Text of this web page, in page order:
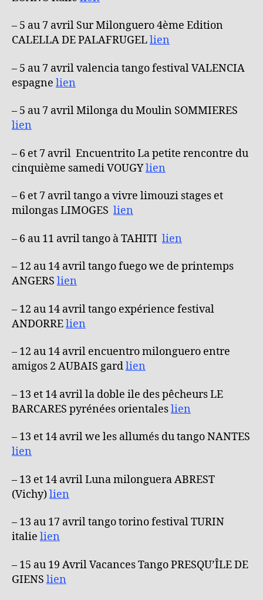
– 5 au 7 avril Sur Milonguero 4ème Edition
CALELLA DE PALAFRUGELlien
– 5 au 7 avril valencia tango festival VALENCIA
espagne lien
– 5 au 7 avril Milonga du Moulin SOMMIERES
lien
– 6 et 7 avril Encuentrito La petite rencontre du
cinquième samedi VOUGYlien
– 6 et 7 avril tango a vivre limouzi stages et
milongas LIMOGES lien
– 6 au 11 avril tango à TAHITI lien
– 12 au 14 avril tango fuego we de printemps
ANGERS lien
– 12 au 14 avril tango expérience festival
ANDORRElien
– 12 au 14 avril encuentro milonguero entre
amigos 2 AUBAIS gardlien
– 13 et 14 avril la doble ile des pêcheurs LE
BARCARES pyrénées orientaleslien
– 13 et 14 avril we les allumés du tango NANTES
lien
– 13 et 14 avril Luna milonguera ABREST
(Vichy)lien
– 13 au 17 avril tango torino festival TURIN
italie lien
– 15 au 19 Avril Vacances Tango PRESQU’ÎLE DE
GIENS lien